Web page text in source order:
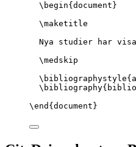
\begin{ document }
\maketitle
Nya studier har
\medskip
\bibliographystyle
\bibliography
\end { document }